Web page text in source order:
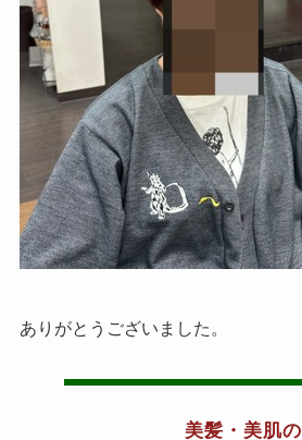
ありがとうございました。
美髪・美肌の